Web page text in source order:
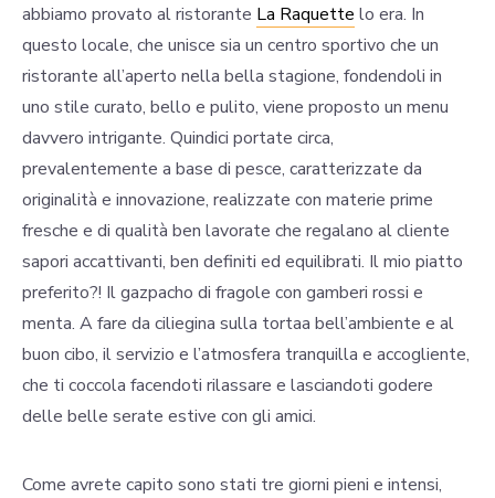
abbiamo provato al ristorante La Raquette lo era. In
questo locale, che unisce sia un centro sportivo che un
ristorante all’aperto nella bella stagione, fondendoli in
uno stile curato, bello e pulito, viene proposto un menu
davvero intrigante. Quindici portate circa,
prevalentemente a base di pesce, caratterizzate da
originalità e innovazione, realizzate con materie prime
fresche e di qualità ben lavorate che regalano al cliente
sapori accattivanti, ben definiti ed equilibrati. Il mio piatto
preferito?! Il gazpacho di fragole con gamberi rossi e
menta. A fare da ciliegina sulla tortaa bell’ambiente e al
buon cibo, il servizio e l’atmosfera tranquilla e accogliente,
che ti coccola facendoti rilassare e lasciandoti godere
delle belle serate estive con gli amici.
Come avrete capito sono stati tre giorni pieni e intensi,